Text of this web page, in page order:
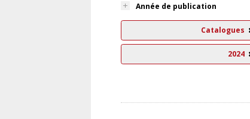
Année de publication
Catalogues
2024